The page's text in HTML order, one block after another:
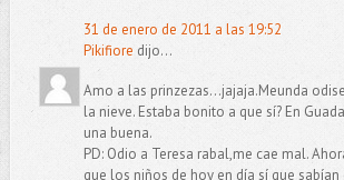
31 de enero de 2011 a las 19:52
Pikifiore dijo...
Amo a las prinzezas...jajaja.Meunda
la nieve. Estaba bonito a que sí? En
una buena.
PD: Odio a Teresa rabal,me cae mal.
que los niños de hoy en día sí que sabían